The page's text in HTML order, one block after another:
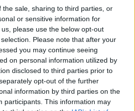
the sale, sharing to third parties, or
or sensitive information for
please use the below opt-out
Please note that after your
you may continue seeing
on personal information utilized by
disclosed to third parties prior to
opt-out of the further
information by third parties on the
participants. This information may
dall’utilizzo effettivo,
con l’acquisto di
come fare per conoscere
produzione delle gomme e
fregature a riguardo?
pneumatici si
semplice